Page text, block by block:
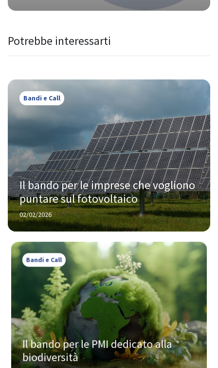
Potrebbe interessarti
Bandi e Call
Il bando per le imprese che vogliono
puntare sul fotovoltaico
02/02/2026
Bandi e Call
Il bando per le PMI dedicato alla
biodiversità